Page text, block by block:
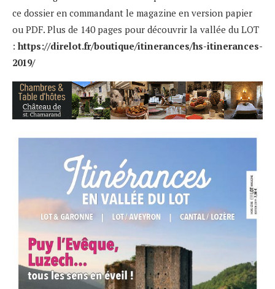
ce dossier en commandant le magazine en version papier
ou PDF. Plus de 140 pages pour découvrir la vallée du LOT
: https://direlot.fr/boutique/itinerances/hs-itinerances-
2019/